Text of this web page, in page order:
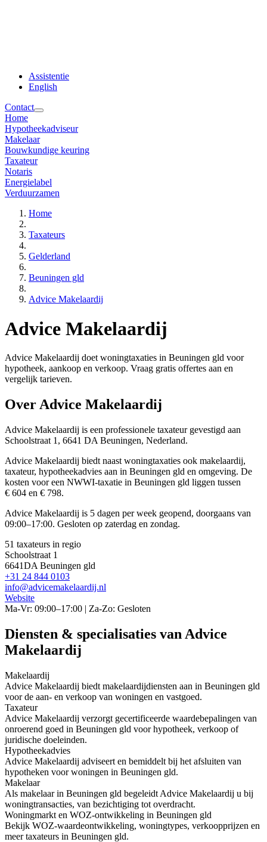
Assistentie
English
Contact
Home
Hypotheekadviseur
Makelaar
Bouwkundige keuring
Taxateur
Notaris
Energielabel
Verduurzamen
Home
Taxateurs
Gelderland
Beuningen gld
Advice Makelaardij
Advice Makelaardij
Advice Makelaardij doet woningtaxaties in Beuningen gld voor
hypotheek, aankoop en verkoop. Vraag gratis offertes aan en
vergelijk tarieven.
Over Advice Makelaardij
Advice Makelaardij is een professionele taxateur gevestigd aan
Schoolstraat 1, 6641 DA Beuningen, Nederland.
Advice Makelaardij biedt naast woningtaxaties ook makelaardij,
taxateur, hypotheekadvies aan in Beuningen gld en omgeving. De
kosten voor een NWWI-taxatie in Beuningen gld liggen tussen
€ 604 en € 798.
Advice Makelaardij is 5 dagen per week geopend, doorgaans van
09:00–17:00. Gesloten op zaterdag en zondag.
51 taxateurs in regio
Schoolstraat 1
6641DA Beuningen gld
+31 24 844 0103
info@advicemakelaardij.nl
Website
Ma-Vr: 09:00–17:00 | Za-Zo: Gesloten
Diensten & specialisaties van Advice
Makelaardij
Makelaardij
Advice Makelaardij biedt makelaardijdiensten aan in Beuningen gld
voor de aan- en verkoop van woningen en vastgoed.
Taxateur
Advice Makelaardij verzorgt gecertificeerde waardebepalingen van
onroerend goed in Beuningen gld voor hypotheek, verkoop of
juridische doeleinden.
Hypotheekadvies
Advice Makelaardij adviseert en bemiddelt bij het afsluiten van
hypotheken voor woningen in Beuningen gld.
Makelaar
Als makelaar in Beuningen gld begeleidt Advice Makelaardij u bij
woningtransacties, van bezichtiging tot overdracht.
Woningmarkt en WOZ-ontwikkeling in Beuningen gld
Bekijk WOZ-waardeontwikkeling, woningtypes, verkoopprijzen en
meer taxateurs in Beuningen gld.